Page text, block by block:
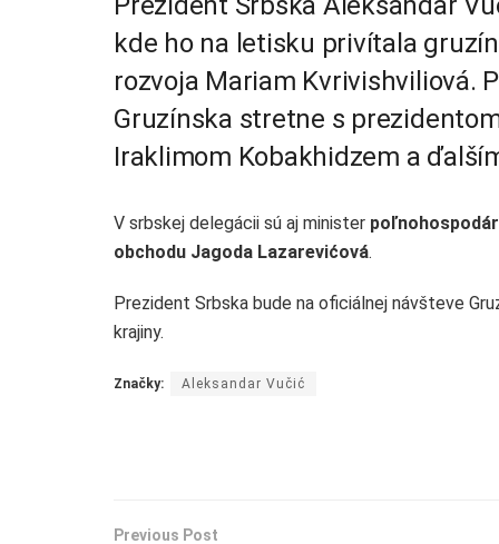
kde ho na letisku privítala
rozvoja Mariam Kvrivishviliová.
Gruzínska stretne s
Iraklimom Kobakhidzem a
V srbskej delegácii sú aj minister
obchodu Jagoda Lazarevićová.
Prezident Srbska bude na oficiálnej návšteve
krajiny.
Značky: Aleksandar Vučić
Previous Post